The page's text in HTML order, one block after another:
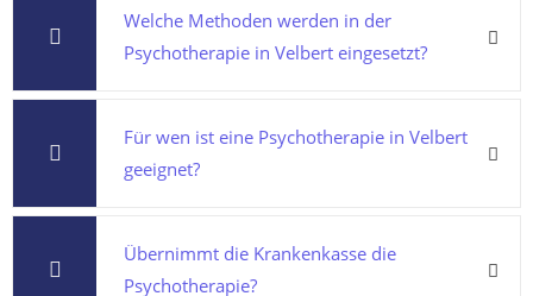
Welche Methoden werden in der
Psychotherapie in Velbert eingesetzt?
Für wen ist eine Psychotherapie in Velbert
geeignet?
Übernimmt die Krankenkasse die
Psychotherapie?